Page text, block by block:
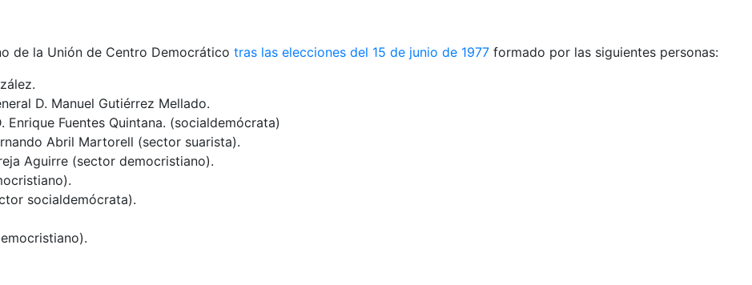
de la Unión de Centro Democrático tras las elecciones del 15 de junio de 1977 formado por las siguientes personas:
D. Manuel Gutiérrez Mellado.
Fuentes Quintana. (socialdemócrata)
Abril Martorell (sector suarista).
Aguirre (sector democristiano).
socialdemócrata).